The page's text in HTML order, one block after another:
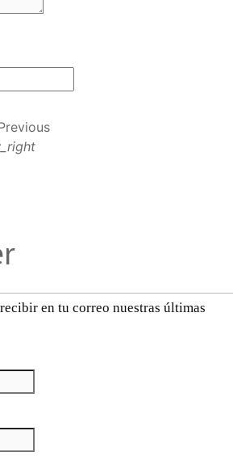
en tu correo nuestras últimas